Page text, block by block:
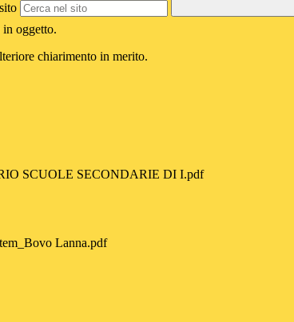
in oggetto.
chiarimento in merito.
SCUOLE SECONDARIE DI I.pdf
Lanna.pdf